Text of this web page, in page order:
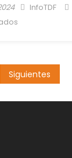
CFI
Author
InfoTDF
en
de
peligra
Siguientes